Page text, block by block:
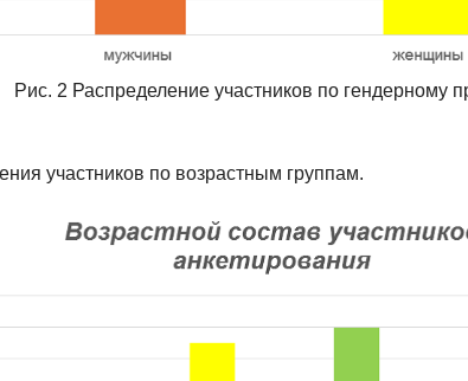
Рис. 2 Распределение участников по гендерному
участников по возрастным группам.